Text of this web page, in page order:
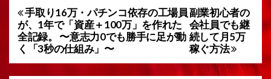
投
稿
ナ
ビ
副業初心者の
会社員でも継
続して月5万
稼ぐ方法
手取り16万・パチンコ依存の工場員
が、1年で「資産＋100万」を作れた
全記録。 〜意志力0でも勝手に足が動
く「3秒の仕組み」〜